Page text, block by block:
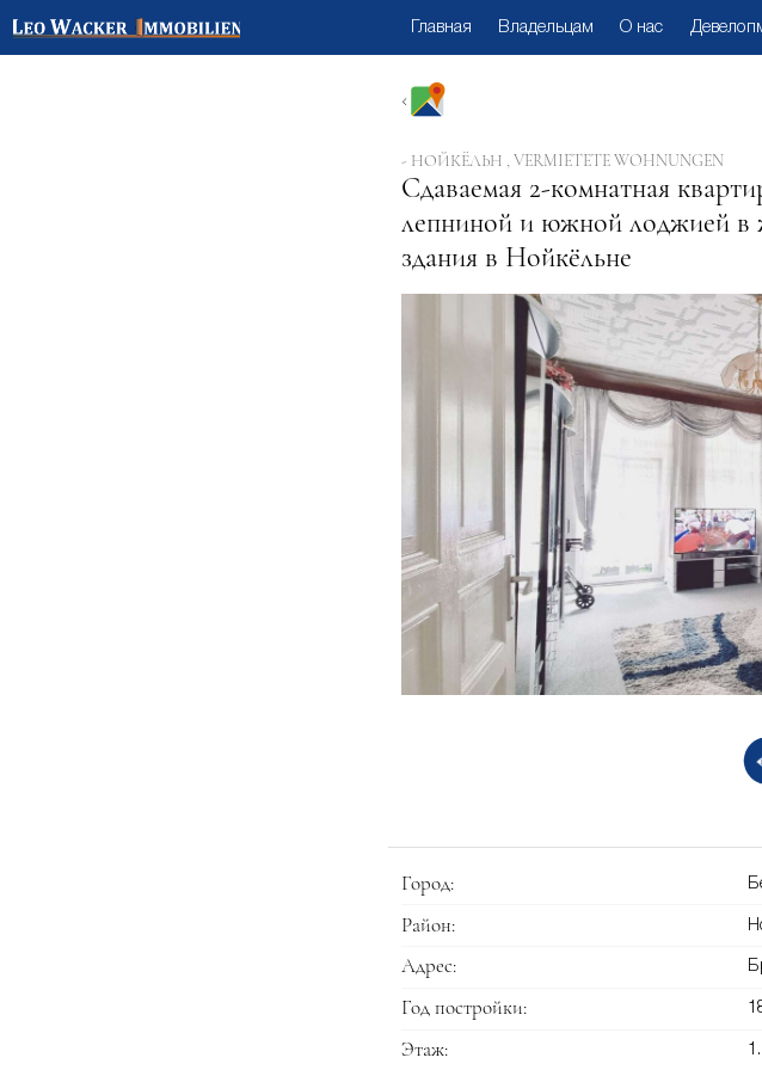
Главная Владельцам О нас
- НОЙКЁЛЬН , VERMIETETE WOHNUNGEN
Сдаваемая 2-комнатная
лепниной и южной лоджией в
здания в Нойкёльне
Город:
Район:
Адрес:
Год постройки:
Этаж: